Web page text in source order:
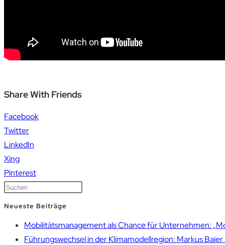
Share With Friends
Facebook
Twitter
LinkedIn
Xing
Pinterest
Neueste Beiträge
Mobilitätsmanagement als Chance für Unternehmen:
Führungswechsel in der Klimamodellregion: Markus